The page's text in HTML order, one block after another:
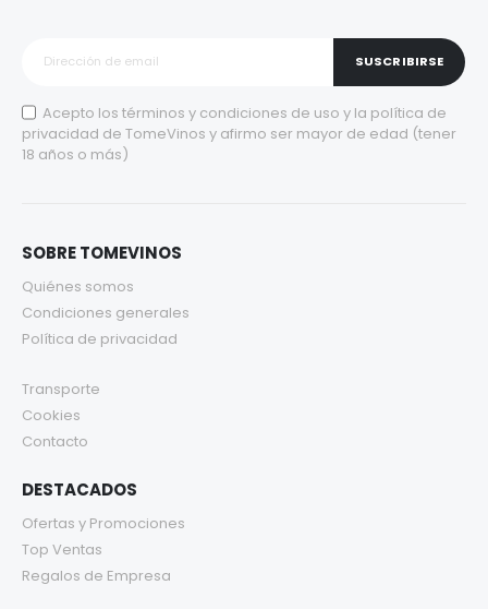
SUSCRIBIRSE
Acepto los términos y condiciones de uso y la política de
privacidad de TomeVinos y afirmo ser mayor de edad (tener
18 años o más)
SOBRE TOMEVINOS
Quiénes somos
Condiciones generales
Política de privacidad
Transporte
Cookies
Contacto
DESTACADOS
Ofertas y Promociones
Top Ventas
Regalos de Empresa